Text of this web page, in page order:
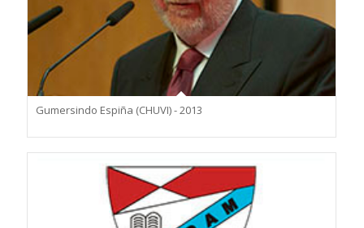
Gumersindo Espiña (CHUVI) - 2013